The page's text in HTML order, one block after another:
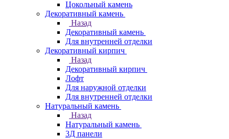
Цокольный камень
Декоративный камень
Назад
Декоративный камень
Для внутренней отделки
Декоративный кирпич
Назад
Декоративный кирпич
Лофт
Для наружной отделки
Для внутренней отделки
Натуральный камень
Назад
Натуральный камень
3Д панели